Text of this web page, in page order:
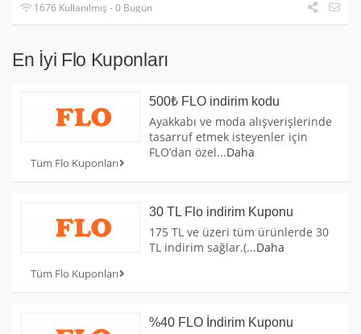
1676 Kullanılmış - 0 Bugün
En İyi Flo Kuponları
Tüm Flo Kuponları
500₺ FLO indirim kodu
Ayakkabı ve moda alışverişlerinde
tasarruf etmek isteyenler için
FLO’dan özel...Daha
Tüm Flo Kuponları
30 TL Flo indirim Kuponu
175 TL ve üzeri tüm ürünlerde 30
TL indirim sağlar.(...Daha
%40 FLO İndirim Kuponu